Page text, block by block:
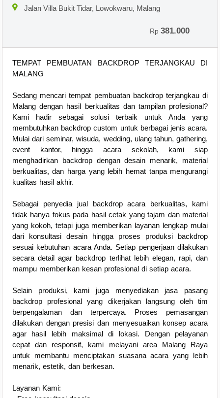
Jalan Villa Bukit Tidar, Lowokwaru, Malang
Rp381.000
TEMPAT PEMBUATAN BACKDROP TERJANGKAU DI
MALANG
Sedang mencari tempat pembuatan backdrop terjangkau di
Malang dengan hasil berkualitas dan tampilan profesional?
Kami hadir sebagai solusi terbaik untuk Anda yang
membutuhkan backdrop custom untuk berbagai jenis acara.
Mulai dari seminar, wisuda, wedding, ulang tahun, gathering,
event kantor, hingga acara sekolah, kami siap
menghadirkan backdrop dengan desain menarik, material
berkualitas, dan harga yang lebih hemat tanpa mengurangi
kualitas hasil akhir.
Sebagai penyedia jual backdrop acara berkualitas, kami
tidak hanya fokus pada hasil cetak yang tajam dan material
yang kokoh, tetapi juga memberikan layanan lengkap mulai
dari konsultasi desain hingga proses produksi backdrop
sesuai kebutuhan acara Anda. Setiap pengerjaan dilakukan
secara detail agar backdrop terlihat lebih elegan, rapi, dan
mampu memberikan kesan profesional di setiap acara.
Selain produksi, kami juga menyediakan jasa pasang
backdrop profesional yang dikerjakan langsung oleh tim
berpengalaman dan terpercaya. Proses pemasangan
dilakukan dengan presisi dan menyesuaikan konsep acara
agar hasil lebih maksimal di lokasi. Dengan pelayanan
cepat dan responsif, kami melayani area Malang Raya
untuk membantu menciptakan suasana acara yang lebih
menarik, estetik, dan berkesan.
Layanan Kami: